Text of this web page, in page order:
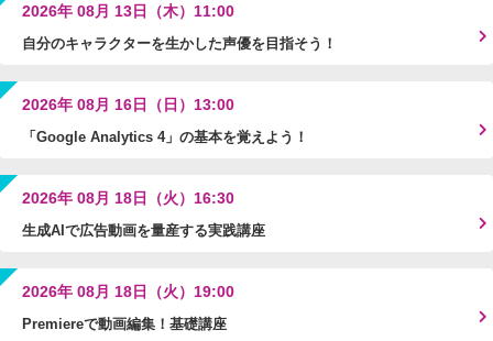
2026年 08月 13日（木）11:00
自分のキャラクターを生かした声優を目指そう！
2026年 08月 16日（日）13:00
「Google Analytics 4」の基本を覚えよう！
2026年 08月 18日（火）16:30
生成AIで広告動画を量産する実践講座
2026年 08月 18日（火）19:00
Premiereで動画編集！基礎講座